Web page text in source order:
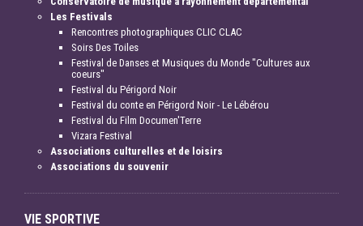
Les Festivals
Rencontres photographiques CLIC CLAC
Soirs Des Toiles
Festival de Danses et Musiques du Monde "Cultures aux
coeurs"
Festival du Périgord Noir
Festival du conte en Périgord Noir - Le Lébérou
Festival du Film Documen'Terre
Vizara Festival
Associations culturelles et de loisirs
Associations du souvenir
VIE SPORTIVE